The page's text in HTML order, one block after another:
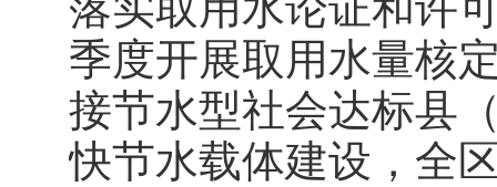
季度开展取用水量核
接节水型社会达标县
快节水载体建设，全